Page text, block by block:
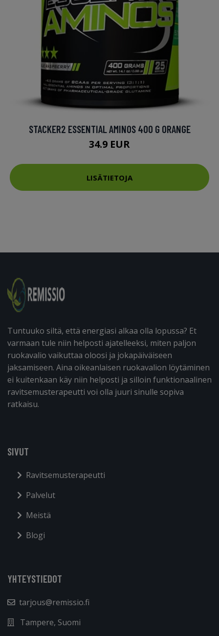
STACKER2 ESSENTIAL AMINOS 400 G ORANGE
34.9 EUR
LISÄTIETOJA
Tuntuuko siltä, että energiasi alkaa olla lopussa? Et
varmaan tule niin helposti ajatelleeksi, miten paljon
ruokavalio vaikuttaa oloosi ja jokapäiväiseen
jaksamiseen. Aina oikeanlaisen ruokavalion löytäminen
ei kuitenkaan käy niin helposti ja silloin funktionaalinen
ravitsemusterapeutti voi olla juuri sinulle sopiva
ratkaisu.
SIVUT
Ravitsemusterapeutti
Palvelut
Meistä
Blogi
YHTEYSTIEDOT
tarjous@remissio.fi
Tampere, Suomi